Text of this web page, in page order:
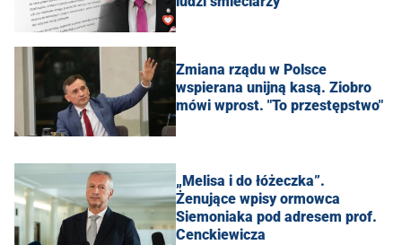
Zmiana rządu w Polsce
wspierana unijną kasą. Ziobro
mówi wprost. "To przestępstwo"
„Melisa i do łóżeczka”.
Żenujące wpisy ormowca
Siemoniaka pod adresem prof.
Cenckiewicza